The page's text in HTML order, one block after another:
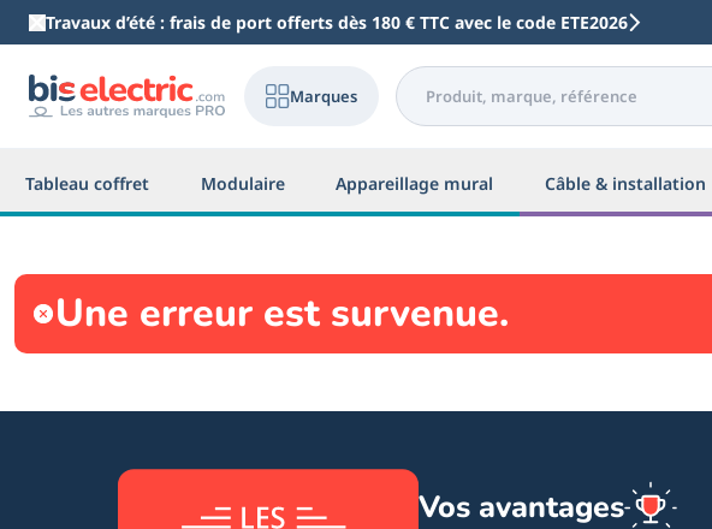
Aller au contenu principal
Travaux d’été : frais de port offerts dès 180 € TTC avec le code ETE2026
Marques
Tableau coffret Modulaire Appareillage mural Câble & installation
Une erreur est survenue.
Vos avantages